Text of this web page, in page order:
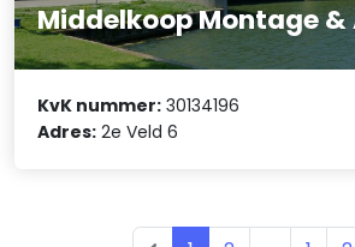
Middelkoop Montage
KvK nummer: 30134196
Adres: 2e Veld 6